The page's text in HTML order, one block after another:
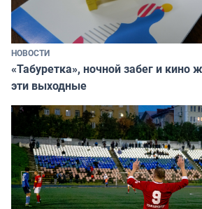
НОВОСТИ
«Табуретка», ночной забег и кино
эти выходные